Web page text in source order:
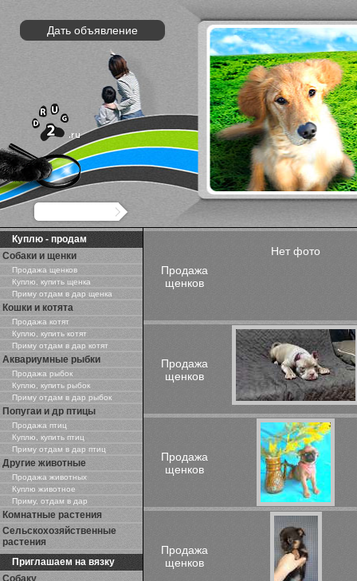
Дать объявление
Продажа
щенков
Нет фото
Продажа
щенков
Продажа
щенков
Продажа
щенков
Куплю - продам
Собаки и щенки
Продажа щенков
Куплю, купить щенка
Приму отдам в дар щенка
Кошки и котята
Продажа котят
Куплю, купить котят
Приму отдам в дар котят
Аквариумные рыбки
Продажа рыбок
Куплю, купить рыбок
Приму отдам в дар рыбок
Попугаи и др птицы
Продажа птиц
Куплю, купить птиц
Приму отдам в дар птиц
Другие животные
Продажа животных
Куплю животное
Приму, отдам в дар
Комнатные растения
Сельскохозяйственные
растения
Приглашаем на вязку
Собаку